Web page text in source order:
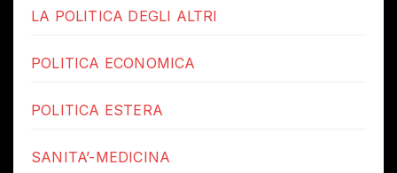
LA POLITICA DEGLI ALTRI
POLITICA ECONOMICA
POLITICA ESTERA
SANITA’-MEDICINA